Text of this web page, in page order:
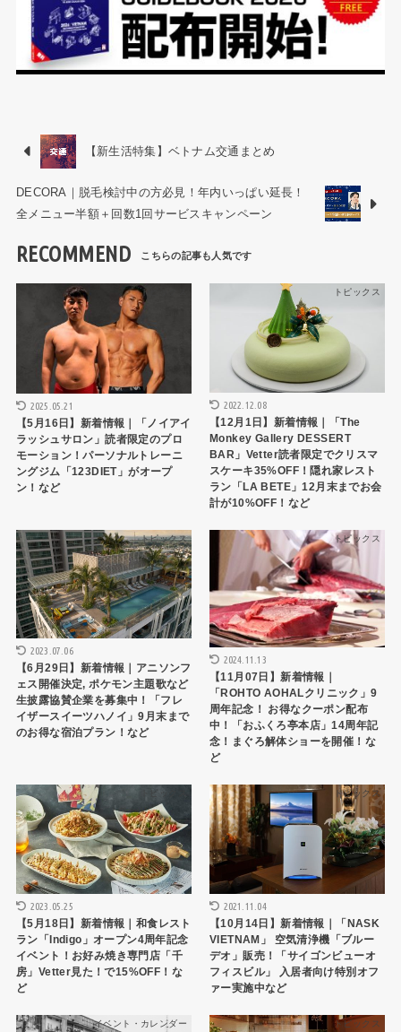
【新生活特集】ベトナム交通まとめ
DECORA｜脱毛検討中の方必見！年内いっぱい延長！
全メニュー半額＋回数1回サービスキャンペーン
RECOMMEND
トピックス
2025.05.21
【5月16日】新着情報｜「ノイアイ
ラッシュサロン」読者限定のプロ
モーション！パーソナルトレーニ
ングジム「123DIET」がオープ
ン！など
トピックス
2022.12.08
【12月1日】新着情報｜「The
Monkey Gallery DESSERT
BAR」Vetter読者限定でクリスマ
スケーキ35%OFF！隠れ家レスト
ラン「LA BETE」12月末までお会
計が10%OFF！など
トピックス
2023.07.06
【6月29日】新着情報｜アニソンフ
ェス開催決定, ポケモン主題歌など
生披露協賛企業を募集中！「フレ
イザースイーツハノイ」9月末まで
のお得な宿泊プラン！など
トピックス
2024.11.13
【11月07日】新着情報｜
「ROHTO AOHALクリニック」9
周年記念！ お得なクーポン配布
中！「おふくろ亭本店」14周年記
念！まぐろ解体ショーを開催！な
ど
トピックス
2023.05.25
【5月18日】新着情報｜和食レスト
ラン「Indigo」オープン4周年記念
イベント！お好み焼き専門店「千
房」Vetter見た！で15%OFF！な
ど
トピックス
2021.11.04
【10月14日】新着情報｜「NASK
VIETNAM」 空気清浄機「ブルー
デオ」販売！「サイゴンビューオ
フィスビル」 入居者向け特別オフ
ァー実施中など
イベント・カレンダー トピックス